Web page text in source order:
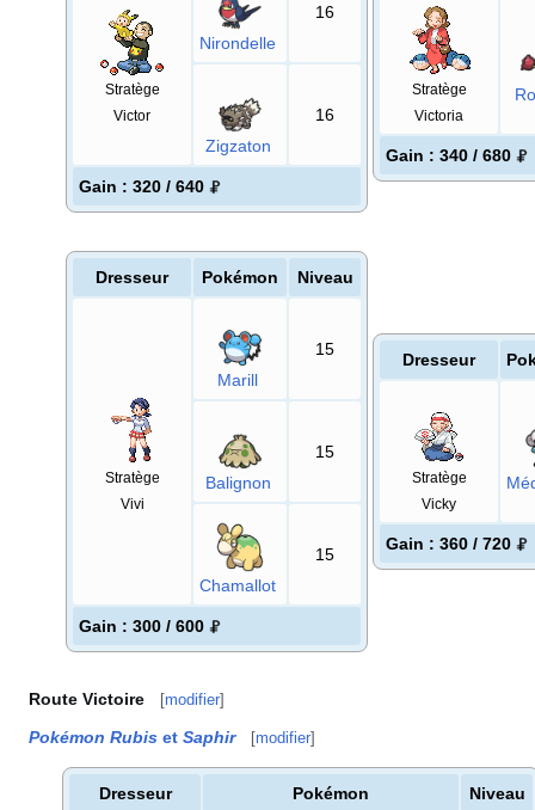
Stratège
Victor
Nirondelle
16
Zigzaton
16
Gain : 320 / 640
Stratège
Victoria
Gain : 340 / 680
Dresseur Pokémon Niveau
Stratège
Vivi
Marill
15
Balignon
15
Chamallot
15
Gain : 300 / 600
Dresseur
Stratège
Vicky
Gain : 360 / 720
Route Victoire [modifier]
Pokémon Rubis et Saphir [modifier]
Dresseur Pokémon Niveau